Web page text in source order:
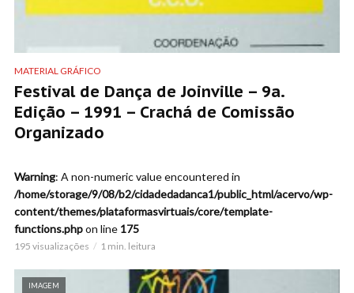
MATERIAL GRÁFICO
Festival de Dança de Joinville – 9a.
Edição – 1991 – Crachá de Comissão
Organizado
Warning: A non-numeric value encountered in
/home/storage/9/08/b2/cidadedadanca1/public_html/acervo/wp-
content/themes/plataformasvirtuais/core/template-
functions.phpon line 175
195 visualizações 1 min. leitura
IMAGEM